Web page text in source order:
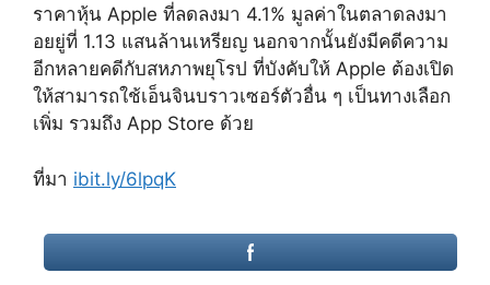
ราคาหุ้น Apple ที่ลดลงมา 4.1% มูลค่าในตลาดลงมา
อยยู่ที่ 1.13 แสนล้านเหรียญ นอกจากนั้นยังมีคดีความ
อีกหลายคดีกับสหภาพยุโรป ที่บังคับให้ Apple ต้องเปิด
ให้สามารถใช้เอ็นจินบราวเซอร์ตัวอื่น ๆ เป็นทางเลือก
เพิ่ม รวมถึง App Store ด้วย
ที่มา ibit.ly/6lpqK